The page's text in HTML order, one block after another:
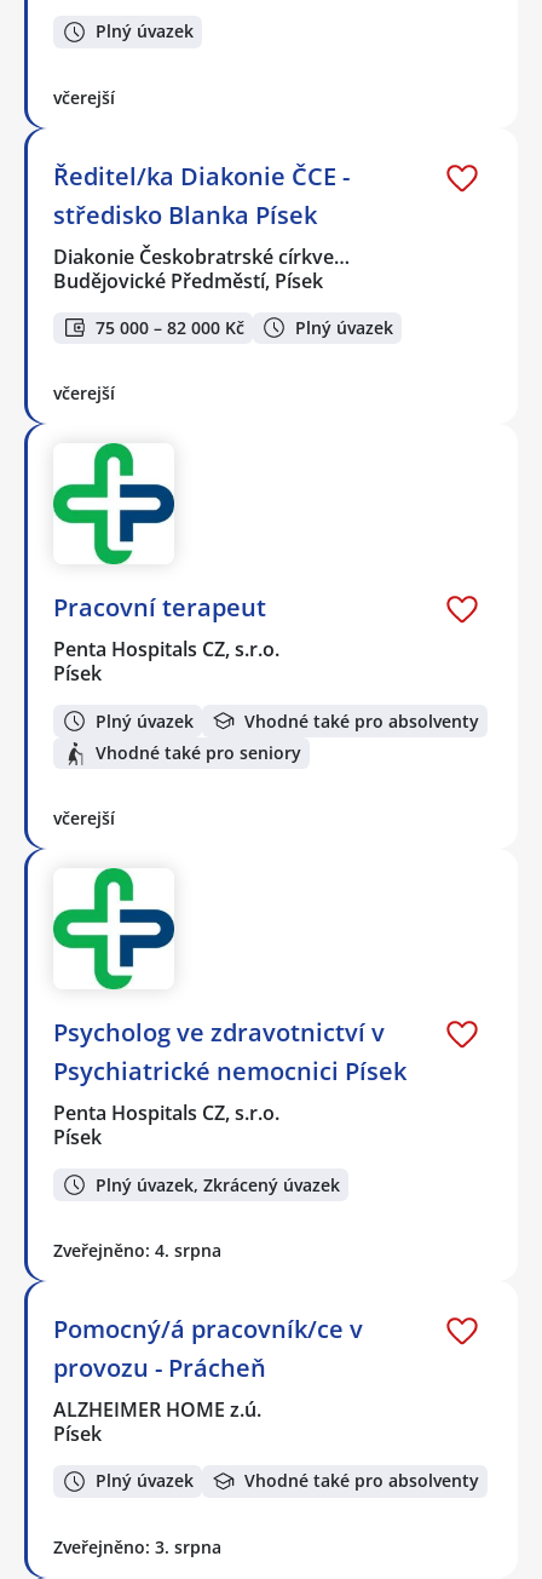
Plný úvazek
včerejší
Ředitel/ka Diakonie ČCE -
středisko Blanka Písek
Diakonie Českobratrské církve…
Budějovické Předměstí, Písek
75 000 – 82 000 Kč Plný úvazek
včerejší
Pracovní terapeut
Penta Hospitals CZ, s.r.o.
Písek
Plný úvazek
Vhodné také pro absolventy
Vhodné také pro seniory
včerejší
Psycholog ve zdravotnictví v
Psychiatrické nemocnici Písek
Penta Hospitals CZ, s.r.o.
Písek
Plný úvazek, Zkrácený úvazek
Zveřejněno: 4. srpna
Pomocný/á pracovník/ce v
provozu - Prácheň
ALZHEIMER HOME z.ú.
Písek
Plný úvazek Vhodné také pro absolventy
Zveřejněno: 3. srpna